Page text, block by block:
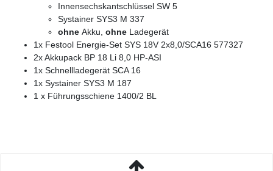
Innensechskantschlüssel SW 5
Systainer SYS3 M 337
ohne Akku, ohne Ladegerät
1x Festool Energie-Set SYS 18V 2x8,0/SCA16 577327
2x Akkupack BP 18 Li 8,0 HP-ASI
1x Schnellladegerät SCA 16
1x Systainer SYS3 M 187
1 x Führungsschiene 1400/2 BL